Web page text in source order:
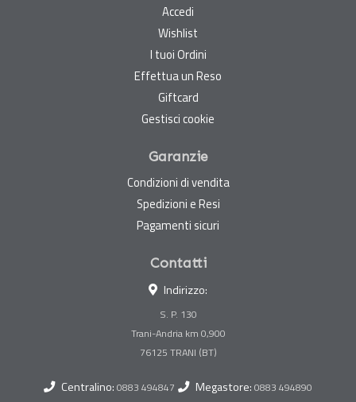
Accedi
Wishlist
I tuoi Ordini
Effettua un Reso
Giftcard
Gestisci cookie
Garanzie
Condizioni di vendita
Spedizioni e Resi
Pagamenti sicuri
Contatti
Indirizzo:
S. P. 130
Trani-Andria km 0,900
Centralino: 0883 494847 Megastore: 0883 494890